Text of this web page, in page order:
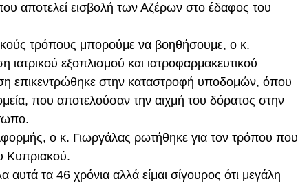
αποτελεί εισβολή των Αζέρων στο έδαφος του
τρόπους μπορούμε να βοηθήσουμε, ο κ.
εξοπλισμού και ιατροφαρμακευτικού
επικεντρώθηκε στην καταστροφή υποδομών, όπου
που αποτελούσαν την αιχμή του δόρατος στην
ο κ. Γιωργάλας ρωτήθηκε για τον τρόπου που
Κυπριακού.
τα 46 χρόνια αλλά είμαι σίγουρος ότι μεγάλη